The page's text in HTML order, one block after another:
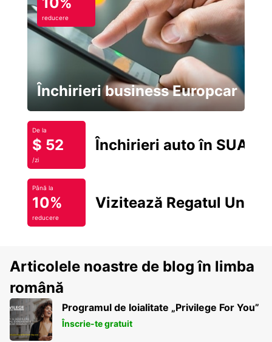
reducere
Închirieri business Europcar
De la
$ 52
/zi
Închirieri auto în SUA
Până la
10%
reducere
Vizitează Regatul Unit
Articolele noastre de blog în limba
română
Programul de loialitate „Privilege For You”
Înscrie-te gratuit